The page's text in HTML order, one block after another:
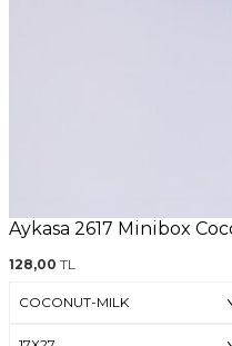
Aykasa 2617 Minibox
128,00 TL